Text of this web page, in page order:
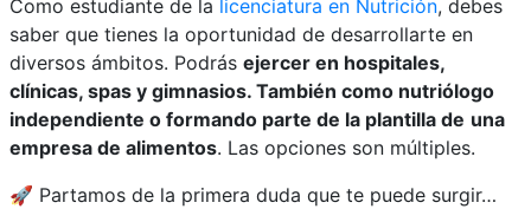
Como estudiante de la licenciatura en Nutrición, debes
saber que tienes la oportunidad de desarrollarte en
diversos ámbitos. Podrás ejercer en hospitales,
clínicas, spas y gimnasios. También como nutriólogo
independiente o formando parte de la plantilla de una
empresa de alimentos. Las opciones son múltiples.
🚀 Partamos de la primera duda que te puede surgir…